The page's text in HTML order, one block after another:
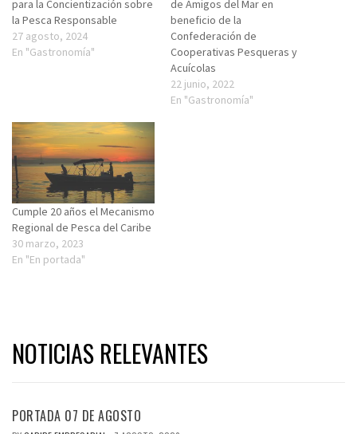
para la Concientización sobre
la Pesca Responsable
27 agosto, 2024
En "Gastronomía"
de Amigos del Mar en
beneficio de la
Confederación de
Cooperativas Pesqueras y
Acuícolas
22 junio, 2022
En "Gastronomía"
Cumple 20 años el Mecanismo
Regional de Pesca del Caribe
30 marzo, 2023
En "En portada"
NOTICIAS RELEVANTES
PORTADA 07 DE AGOSTO